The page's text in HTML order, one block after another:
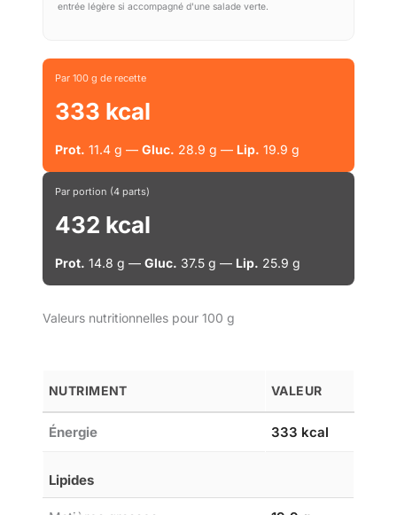
entrée légère si accompagné d'une salade verte.
Par 100 g de recette
333 kcal
Prot. 11.4 g — Gluc. 28.9 g — Lip. 19.9 g
Par portion (4 parts)
432 kcal
Prot. 14.8 g — Gluc. 37.5 g — Lip. 25.9 g
Valeurs nutritionnelles pour 100 g
NUTRIMENT VALEUR
Énergie 333 kcal
Lipides